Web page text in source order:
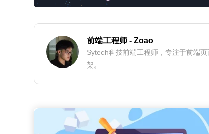
前端工程师 - Zoao
Sytech科技前端工程师，专注于前端
架。